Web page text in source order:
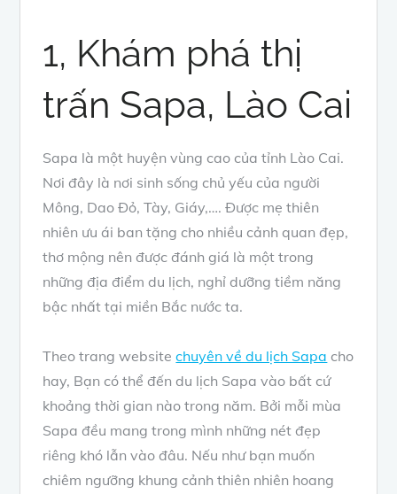
1, Khám phá thị
trấn Sapa, Lào Cai
Sapa là một huyện vùng cao của tỉnh Lào Cai.
Nơi đây là nơi sinh sống chủ yếu của người
Mông, Dao Đỏ, Tày, Giáy,…. Được mẹ thiên
nhiên ưu ái ban tặng cho nhiều cảnh quan đẹp,
thơ mộng nên được đánh giá là một trong
những địa điểm du lịch, nghỉ dưỡng tiềm năng
bậc nhất tại miền Bắc nước ta.
Theo trang websitechuyên về du lịch Sapa cho
hay, Bạn có thể đến du lịch Sapa vào bất cứ
khoảng thời gian nào trong năm. Bởi mỗi mùa
Sapa đều mang trong mình những nét đẹp
riêng khó lẫn vào đâu. Nếu như bạn muốn
chiêm ngưỡng khung cảnh thiên nhiên hoang